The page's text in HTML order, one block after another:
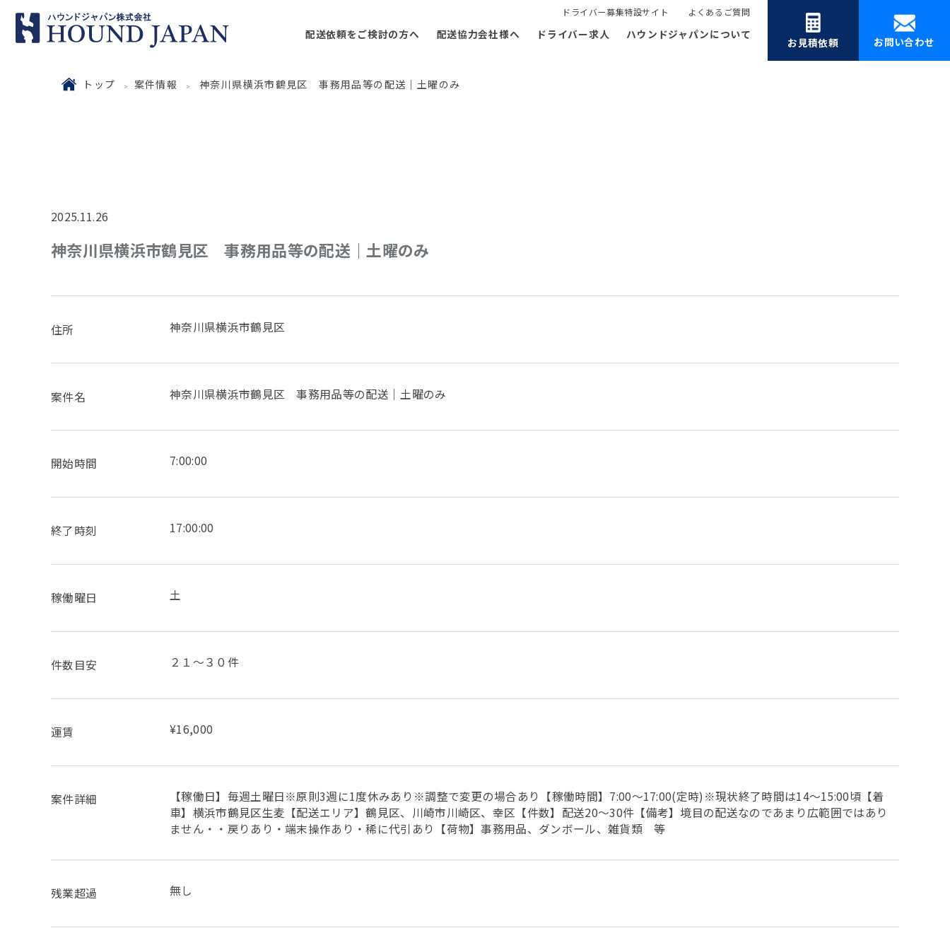
ドライバー募集特設サイト よくあるご質問
配送依頼をご検討の方へ 配送協力会社様へ ドライバー求人 ハウンドジャパンについて
お見積依頼 お問い合わせ
トップ 案件情報 神奈川県横浜市鶴見区 事務用品等の配送｜土曜のみ
2025.11.26
神奈川県横浜市鶴見区 事務用品等の配送｜土曜のみ
住所 神奈川県横浜市鶴見区
案件名 神奈川県横浜市鶴見区 事務用品等の配送｜土曜のみ
開始時間 7:00:00
終了時刻 17:00:00
稼働曜日 土
件数目安 ２１～３０件
運賃 ¥16,000
案件詳細
【稼働日】毎週土曜日※原則3週に1度休みあり※調整で変更の場合あり【稼働時間】7:00～17:00(定時)※現状終了時間は14～15:00頃【着
車】横浜市鶴見区生麦【配送エリア】鶴見区、川崎市川崎区、幸区【件数】配送20～30件【備考】境目の配送なのであまり広範囲ではあり
ません・・戻りあり・端末操作あり・稀に代引あり【荷物】事務用品、ダンボール、雑貨類 等
残業超過 無し